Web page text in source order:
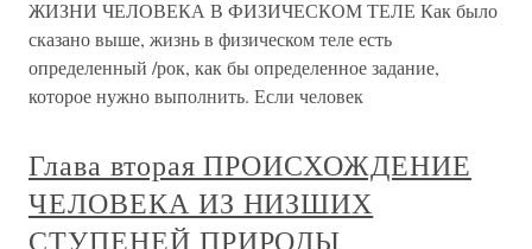
ЖИЗНИ ЧЕЛОВЕКА В ФИЗИЧЕСКОМ ТЕЛЕ Как было
сказано выше, жизнь в физическом теле есть
определенный /рок, как бы определенное задание,
которое нужно выполнить. Если человек
Глава вторая ПРОИСХОЖДЕНИЕ
ЧЕЛОВЕКА ИЗ НИЗШИХ
СТУПЕНЕЙ ПРИРОДЫ